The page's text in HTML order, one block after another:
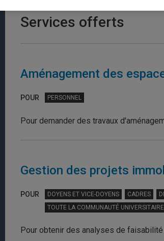
Services offerts
Aménagement des
POUR PERSONNEL
Pour demander des travaux
Gestion des projets
POUR DOYENS ET VICE-DOYENS CADRES
TOUTE LA COMMUNAUTÉ UNIVERSITAIRE
Pour obtenir des analyses de